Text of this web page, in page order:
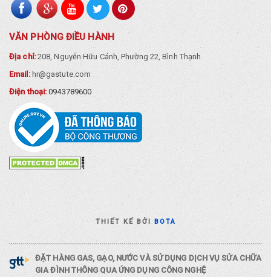
VĂN PHÒNG ĐIỀU HÀNH
Địa chỉ:208, Nguyễn Hữu Cảnh, Phường 22, Bình Thạnh
Email:hr@gastute.com
Điện thoại:0943789600
THIẾT KẾ BỞIBOTA
ĐẶT HÀNG GAS, GẠO, NƯỚC VÀ SỬ DỤNG DỊCH VỤ SỬA CHỮA
GIA ĐÌNH THÔNG QUA ỨNG DỤNG CÔNG NGHỆ